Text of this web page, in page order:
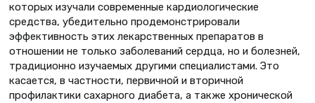
которых изучали современные кардиологические
средства, убедительно продемонстрировали
эффективность этих лекарственных препаратов в
отношении не только заболеваний сердца, но и болезней,
традиционно изучаемых другими специалистами. Это
касается, в частности, первичной и вторичной
профилактики сахарного диабета, а также хронической